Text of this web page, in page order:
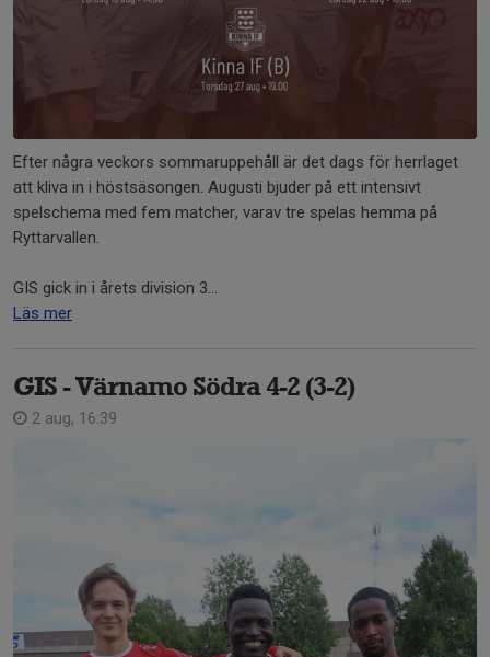
Efter några veckors sommaruppehåll är det dags för herrlaget
att kliva in i höstsäsongen. Augusti bjuder på ett intensivt
spelschema med fem matcher, varav tre spelas hemma på
Ryttarvallen.
GIS gick in i årets division 3...
Läs mer
GIS - Värnamo Södra 4-2 (3-2)
2 aug, 16:39